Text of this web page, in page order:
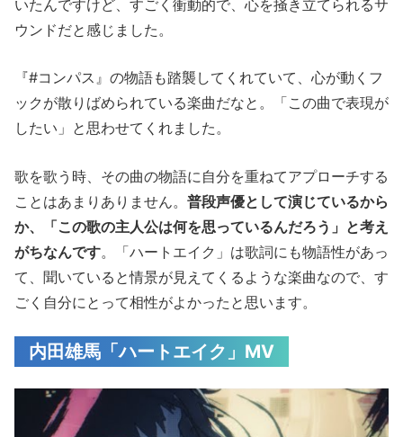
いたんですけど、すごく衝動的で、心を掻き立てられるサ
ウンドだと感じました。
『#コンパス』の物語も踏襲してくれていて、心が動くフ
ックが散りばめられている楽曲だなと。「この曲で表現が
したい」と思わせてくれました。
歌を歌う時、その曲の物語に自分を重ねてアプローチする
ことはあまりありません。 普段声優として演じているから
か、「この歌の主人公は何を思っているんだろう」と考え
がちなんです。「ハートエイク」は歌詞にも物語性があっ
て、聞いていると情景が見えてくるような楽曲なので、す
ごく自分にとって相性がよかったと思います。
内田雄馬「ハートエイク」MV